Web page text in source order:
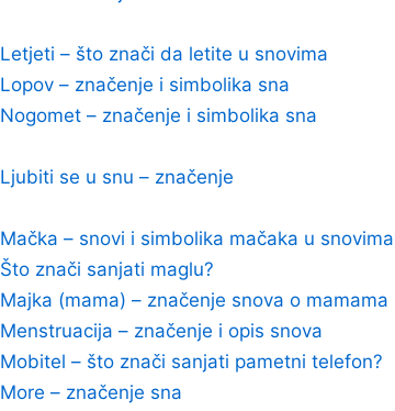
Letjeti – što znači da letite u snovima
Lopov – značenje i simbolika sna
Nogomet – značenje i simbolika sna
Ljubiti se u snu – značenje
Mačka – snovi i simbolika mačaka u snovima
Što znači sanjati maglu?
Majka (mama) – značenje snova o mamama
Menstruacija – značenje i opis snova
Mobitel – što znači sanjati pametni telefon?
More – značenje sna